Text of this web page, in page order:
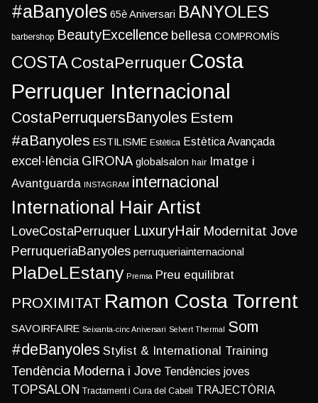
#aBanyoles 65è Aniversari BANYOLES
barbershop BeautyExcellence bellesa COMPROMÍS
COSTA CostaPerruquer Costa
Perruquer Internacional
CostaPerruquersBanyoles Estem
#aBanyoles ESTILISME Estètica Estètica Avançada
excel·lència GIRONA globalsalon hair Imatge i
Avantguarda INSTAGRAM internacional
International Hair Artist
LoveCostaPerruquer LuxuryHair Modernitat Jove
PerruqueriaBanyoles perruqueriainternacional
PlaDeLEstany Premsa Preu equilibrat
PROXIMITAT Ramon Costa Torrent
SAVOIRFAIRE Seixanta-cinc Aniversari Selvert Thermal Som
#deBanyoles Stylist & International Training
Tendència Moderna i Jove Tendències joves
TOPSALON Tractament i Cura del Cabell TRAJECTÒRIA